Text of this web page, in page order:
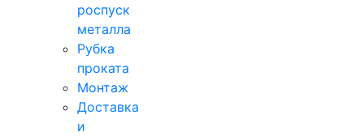
роспуск
металла
Рубка
проката
Монтаж
Доставка
и